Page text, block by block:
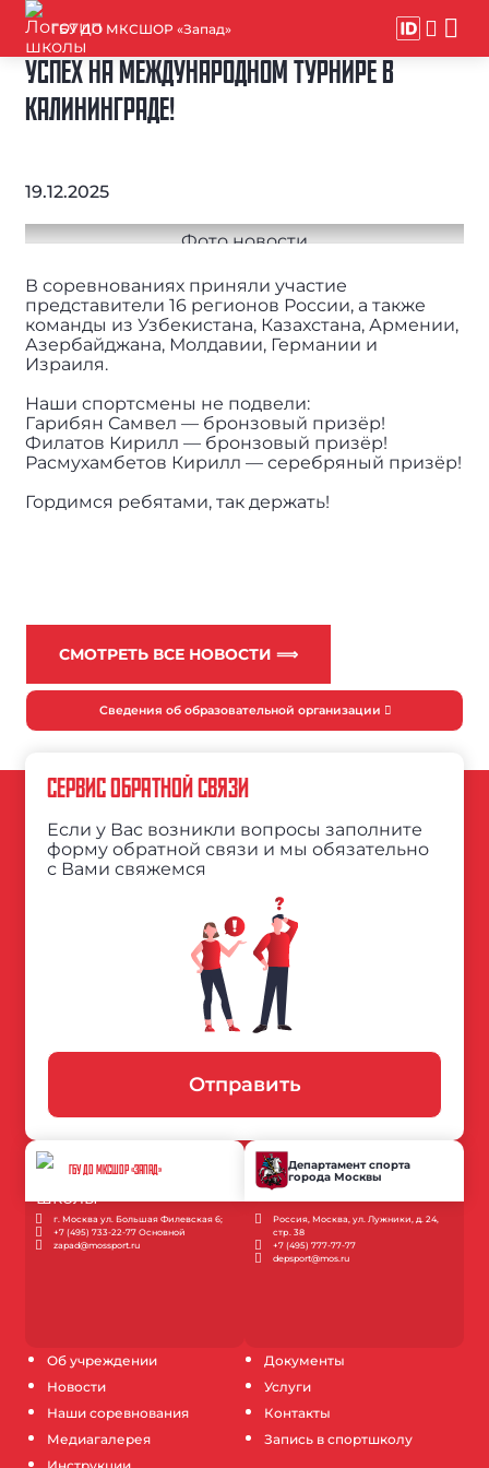
ГБУ ДО МКСШОР «Запад»
УСПЕХ НА МЕЖДУНАРОДНОМ ТУРНИРЕ В
КАЛИНИНГРАДЕ!
19.12.2025
В соревнованиях приняли участие
представители 16 регионов России, а также
команды из Узбекистана, Казахстана, Армении,
Азербайджана, Молдавии, Германии и
Израиля.
Наши cпортсмены не подвели:
Гарибян Самвел — бронзовый призёр!
Филатов Кирилл — бронзовый призёр!
Расмухамбетов Кирилл — серебряный призёр!
Гордимся ребятами, так держать!
СМОТРЕТЬ ВСЕ НОВОСТИ ⟹
Сведения об образовательной организации
Об учреждении
Новости
Наши соревнования
Медиагалерея
Документы
Услуги
Контакты
Запись в спортшколу
СЕРВИС ОБРАТНОЙ СВЯЗИ
Если у Вас возникли вопросы заполните
форму обратной связи и мы обязательно
с Вами свяжемся
Отправить
ГБУ ДО МКСШОР «ЗАПАД»
г. Москва ул. Большая Филевская 6;
+7 (495) 733-22-77 Основной
zapad@mossport.ru
Департамент спорта
города Москвы
Россия, Москва, ул. Лужники, д. 24,
стр. 38
+7 (495) 777-77-77
depsport@mos.ru